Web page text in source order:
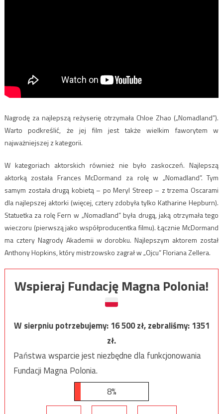
Nagrodę za najlepszą reżyserię otrzymała Chloe Zhao („Nomadland”).
Warto podkreślić, że jej film jest także wielkim faworytem w
najważniejszej z kategorii.
W kategoriach aktorskich również nie było zaskoczeń. Najlepszą
aktorką została Frances McDormand za rolę w „Nomadland”. Tym
samym została drugą kobietą – po Meryl Streep – z trzema Oscarami
dla najlepszej aktorki (więcej, cztery zdobyła tylko Katharine Hepburn).
Statuetka za rolę Fern w „Nomadland” była drugą, jaką otrzymała tego
wieczoru (pierwszą jako współproducentka filmu). Łącznie McDormand
ma cztery Nagrody Akademii w dorobku. Najlepszym aktorem został
Anthony Hopkins, który mistrzowsko zagrał w „Ojcu” Floriana Zellera.
Wspieraj Fundację Magna Polonia!
W sierpniu potrzebujemy:16 500zł, zebraliśmy:1351
zł.
Państwa wsparcie jest niezbędne dla funkcjonowania
Fundacji Magna Polonia.
8%